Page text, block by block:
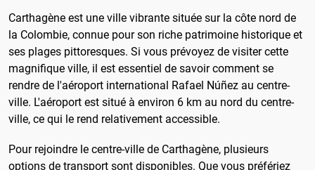
Carthagène est une ville vibrante située sur la côte nord de
la Colombie, connue pour son riche patrimoine historique et
ses plages pittoresques. Si vous prévoyez de visiter cette
magnifique ville, il est essentiel de savoir comment se
rendre de l'aéroport international Rafael Núñez au centre-
ville. L'aéroport est situé à environ 6 km au nord du centre-
ville, ce qui le rend relativement accessible.
Pour rejoindre le centre-ville de Carthagène, plusieurs
options de transport sont disponibles. Que vous préfériez